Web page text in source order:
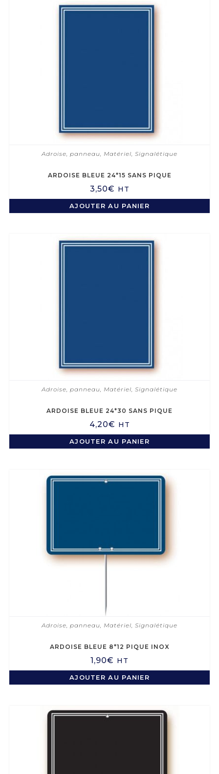
Adroise, panneau Matériel Signalétique
ARDOISE BLEUE 24*15 SANS PIQUE
3,50€ HT
AJOUTER AU PANIER
Adroise, panneau, Matériel, Signalétique
ARDOISE BLEUE 24*30 SANS PIQUE
4,20€ HT
AJOUTER AU PANIER
Adroise, panneau Matériel Signalétique
ARDOISE BLEUE 8*12 PIQUE INOX
1,90€ HT
AJOUTER AU PANIER